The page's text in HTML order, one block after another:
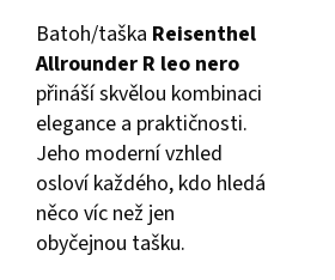
Batoh/taška Reisenthel
Allrounder R leo nero
přináší skvělou kombinaci
elegance a praktičnosti.
Jeho moderní vzhled
osloví každého, kdo hledá
něco víc než jen
obyčejnou tašku.